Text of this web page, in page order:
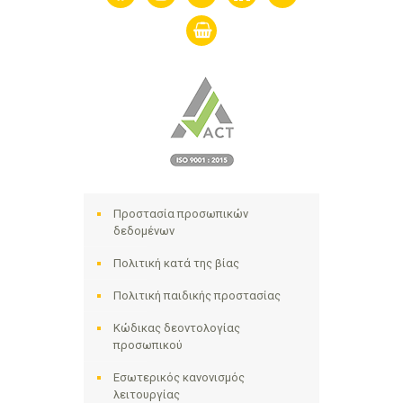
shopping-
basket
Προστασία προσωπικών
δεδομένων
Πολιτική κατά της βίας
Πολιτική παιδικής προστασίας
Κώδικας δεοντολογίας
προσωπικού
Εσωτερικός κανονισμός
λειτουργίας